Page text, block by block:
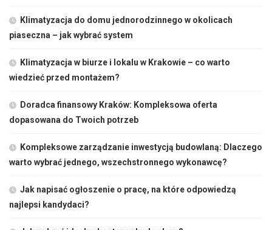
Klimatyzacja do domu jednorodzinnego w okolicach
piaseczna – jak wybrać system
Klimatyzacja w biurze i lokalu w Krakowie – co warto
wiedzieć przed montażem?
Doradca finansowy Kraków: Kompleksowa oferta
dopasowana do Twoich potrzeb
Kompleksowe zarządzanie inwestycją budowlaną: Dlaczego
warto wybrać jednego, wszechstronnego wykonawcę?
Jak napisać ogłoszenie o pracę, na które odpowiedzą
najlepsi kandydaci?